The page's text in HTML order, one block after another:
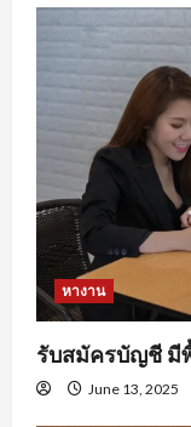
หางาน
รับสมัครบัญชี มี
June 13, 2025